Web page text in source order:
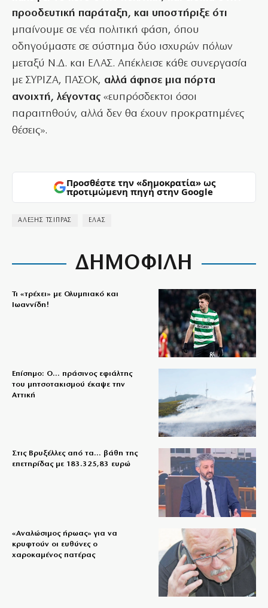
προοδευτική παράταξη, και υποστήριξε ότι
μπαίνουμε σε νέα πολιτική φάση, όπου
οδηγούμαστε σε σύστημα δύο ισχυρών πόλων
μεταξύ Ν.Δ. και ΕΛΑΣ. Απέκλεισε κάθε συνεργασία
με ΣΥΡΙΖΑ, ΠΑΣΟΚ, αλλά άφησε μια πόρτα
ανοιχτή, λέγοντας «ευπρόσδεκτοι όσοι
παραιτηθούν, αλλά δεν θα έχουν προκρατημένες
θέσεις».
Προσθέστε την «δημοκρατία» ως
προτιμώμενη πηγή στην Google
ΑΛΕΞΗΣ ΤΣΙΠΡΑΣ ΕΛΑΣ
ΔΗΜΟΦΙΛΗ
Τι «τρέχει» με Ολυμπιακό και
Ιωαννίδη!
Επίσημο: Ο… πράσινος εφιάλτης
του μητσοτακισμού έκαψε την
Αττική
Στις Βρυξέλλες από τα… βάθη της
επετηρίδας με 183.325,83 ευρώ
«Aναλώσιμος ήρωας» για να
κρυφτούν οι ευθύνες ο
χαροκαμένος πατέρας